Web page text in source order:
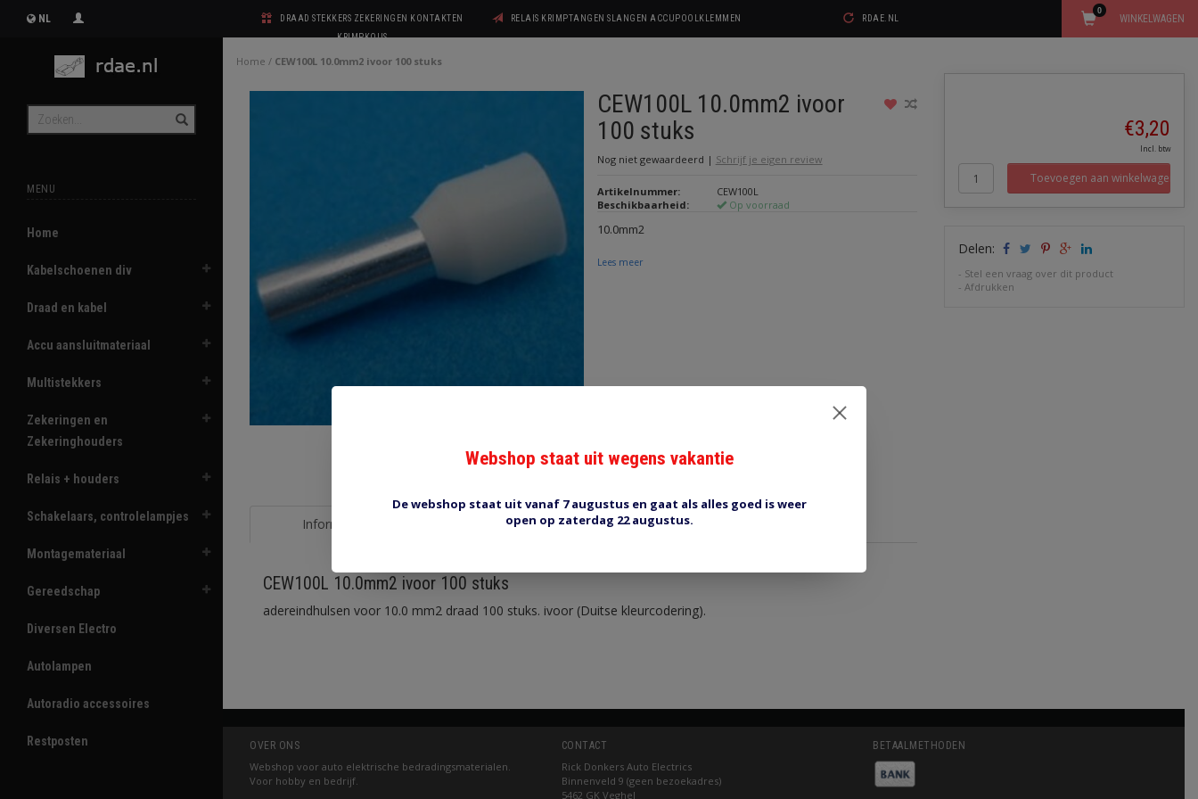
NL
DRAAD STEKKERS ZEKERINGEN KONTAKTEN
KRIMPKOUS
RELAIS KRIMPTANGEN SLANGEN ACCUPOOLKLEMMEN RDAE.NL WINKELWAGEN
0
MENU
Home
Kabelschoenen div
Draad en kabel
Accu aansluitmateriaal
Multistekkers
Zekeringen en
Zekeringhouders
Relais + houders
Schakelaars, controlelampjes
Montagemateriaal
Gereedschap
Diversen Electro
Autolampen
Autoradio accessoires
Restposten
Home / CEW100L 10.0mm2 ivoor 100 stuks
CEW100L 10.0mm2 ivoor
100 stuks
Nog niet gewaardeerd | Schrijf je eigen review
Artikelnummer:
CEW100L
Beschikbaarheid:
Op voorraad
10.0mm2
Lees meer
Informatie Reviews (0) Tags (0)
CEW100L 10.0mm2 ivoor 100 stuks
adereindhulsen voor 10.0 mm2 draad 100 stuks. ivoor (Duitse kleurcodering).
€3,20
Incl. btw
Toevoegen aan winkelwagen
Delen:
- Stel een vraag over dit product
-Afdrukken
OVER ONS
Webshop voor auto elektrische bedradingsmaterialen.
Voor hobby en bedrijf.
CONTACT
Rick Donkers Auto Electrics
Binnenveld 9 (geen bezoekadres)
5462 GK Veghel
BETAALMETHODEN
Webshop staat uit wegens vakantie
De webshop staat uit vanaf 7 augustus en gaat als alles goed is weer
open op zaterdag 22 augustus.